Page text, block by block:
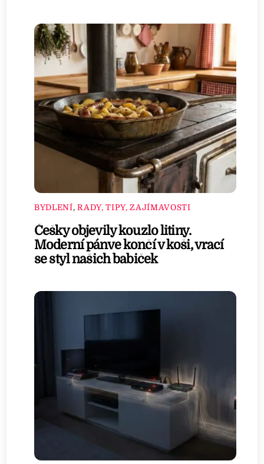
BYDLENÍ,RADY, TIPY, ZAJÍMAVOSTI
Češky objevily kouzlo litiny.
Moderní pánve končí v koši, vrací
se styl našich babiček